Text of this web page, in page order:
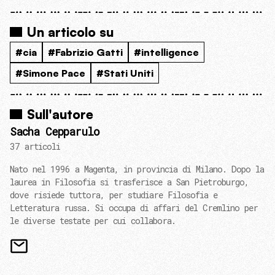
Un articolo su
#cia #Fabrizio Gatti
#intelligence
#Simone Pace
#Stati Uniti
Sull'autore
Sacha Cepparulo
37 articoli
Nato nel 1996 a Magenta, in provincia di Milano. Dopo la
laurea in Filosofia si trasferisce a San Pietroburgo,
dove risiede tuttora, per studiare Filosofia e
Letteratura russa. Si occupa di affari del Cremlino per
le diverse testate per cui collabora.